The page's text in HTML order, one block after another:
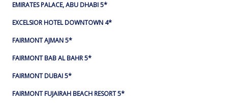
EMIRATES PALACE, ABU DHABI 5*
EXCELSIOR HOTEL DOWNTOWN 4*
FAIRMONT AJMAN 5*
FAIRMONT BAB AL BAHR 5*
FAIRMONT DUBAI 5*
FAIRMONT FUJAIRAH BEACH RESORT 5*